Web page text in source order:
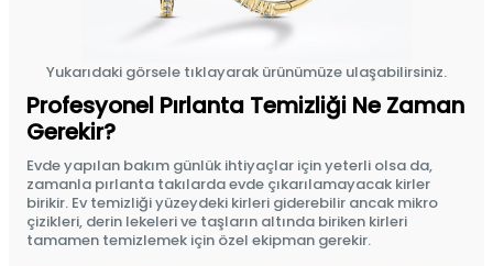
Yukarıdaki görsele tıklayarak ürünümüze ulaşabilirsiniz.
Profesyonel Pırlanta Temizliği Ne Zaman
Gerekir?
Evde yapılan bakım günlük ihtiyaçlar için yeterli olsa da,
zamanla pırlanta takılarda evde çıkarılamayacak kirler
birikir. Ev temizliği yüzeydeki kirleri giderebilir ancak mikro
çizikleri, derin lekeleri ve taşların altında biriken kirleri
tamamen temizlemek için özel ekipman gerekir.